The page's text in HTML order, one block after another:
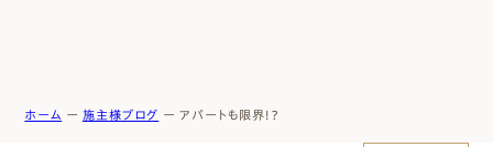
ホーム ー 施主様ブログ ーアパートも限界！？